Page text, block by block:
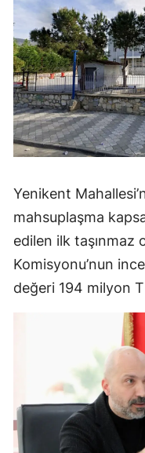
Yenikent
mahsuplaşma
edilen ilk taşınmaz
Komisyonu’nun
değeri 194 milyon